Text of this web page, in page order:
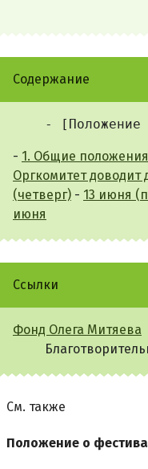
Содержание
- 1. Общие положения
Оргкомитет доводит
(четверг) - 13 июня
июня
Ссылки
Фонд Олега Митяева
См. также
Положение о